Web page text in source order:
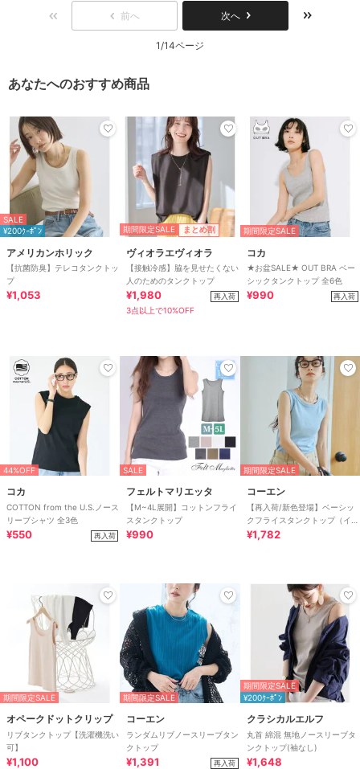
前へ 次へ
1/14ページ
あなたへのおすすめ商品
SALE
¥200ｸｰﾎﾟﾝ
アメリカンホリック
【抗菌防臭】テレコタンクトッ
プ
¥1,053
期間限定SALE まとめ割
ヴィオラエヴィオラ
【接触冷感】脇を見せたくない
人のためのタンクトップ
¥1,980 再入荷
3点以上で10%OFF
期間限定SALE
コカ
★お盆SALE★ OUT BRA ベー
シックタンクトップ 全6色
¥990 再入荷
44%OFF
コカ
COTTON from the U.S.ノース
リーブシャツ 全3色
¥550 再入荷
SALE
フェルトマリエッタ
【M~4L展開】コットンフライ
スタンクトップ
¥990
期間限定SALE
コーエン
【再入荷/新色登場】ベーシッ
クフライスタンクトップ（イン
フルエンサー紹介アイテム）
¥1,782
期間限定SALE
オペークドットクリップ
リブタンクトップ【洗濯機洗い
可】
¥1,100
期間限定SALE
コーエン
ランダムリブノースリーブタン
クトップ
¥1,391 再入荷
期間限定SALE
¥200ｸｰﾎﾟﾝ
クラシカルエルフ
丸首 綿混 無地ノースリーブタ
ンクトップ(袖なし)
¥1,648